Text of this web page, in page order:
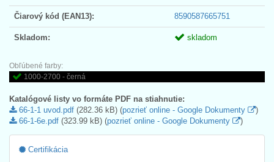
Čiarový kód (EAN13): 8590587665751
Skladom: skladom
Obľúbené farby:
1000-2700 - černá
Katalógové listy vo formáte PDF na stiahnutie:
66-1-1 uvod.pdf (282.36 kB) (pozrieť online - Google Dokumenty
)
66-1-6e.pdf (323.99 kB) (pozrieť online - Google Dokumenty )
Certifikácia